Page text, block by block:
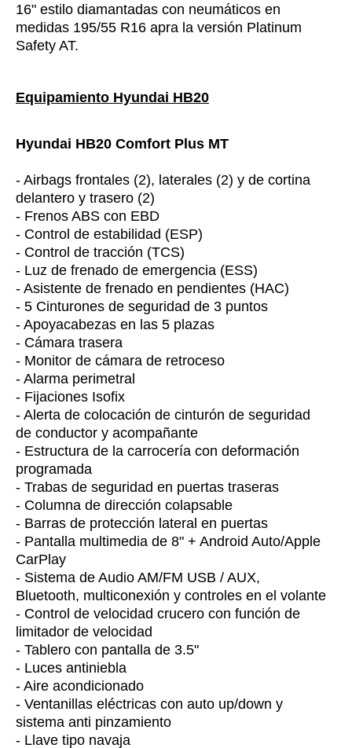
16" estilo diamantadas con neumáticos en
medidas 195/55 R16 apra la versión Platinum
Safety AT.
Equipamiento Hyundai HB20
Hyundai HB20 Comfort Plus MT
- Airbags frontales (2), laterales (2) y de cortina
delantero y trasero (2)
- Frenos ABS con EBD
- Control de estabilidad (ESP)
- Control de tracción (TCS)
- Luz de frenado de emergencia (ESS)
- Asistente de frenado en pendientes (HAC)
- 5 Cinturones de seguridad de 3 puntos
- Apoyacabezas en las 5 plazas
- Cámara trasera
- Monitor de cámara de retroceso
- Alarma perimetral
- Fijaciones Isofix
- Alerta de colocación de cinturón de seguridad
de conductor y acompañante
- Estructura de la carrocería con deformación
programada
- Trabas de seguridad en puertas traseras
- Columna de dirección colapsable
- Barras de protección lateral en puertas
- Pantalla multimedia de 8" + Android Auto/Apple
CarPlay
- Sistema de Audio AM/FM USB / AUX,
Bluetooth, multiconexión y controles en el volante
- Control de velocidad crucero con función de
limitador de velocidad
- Tablero con pantalla de 3.5"
- Luces antiniebla
- Aire acondicionado
- Ventanillas eléctricas con auto up/down y
sistema anti pinzamiento
- Llave tipo navaja